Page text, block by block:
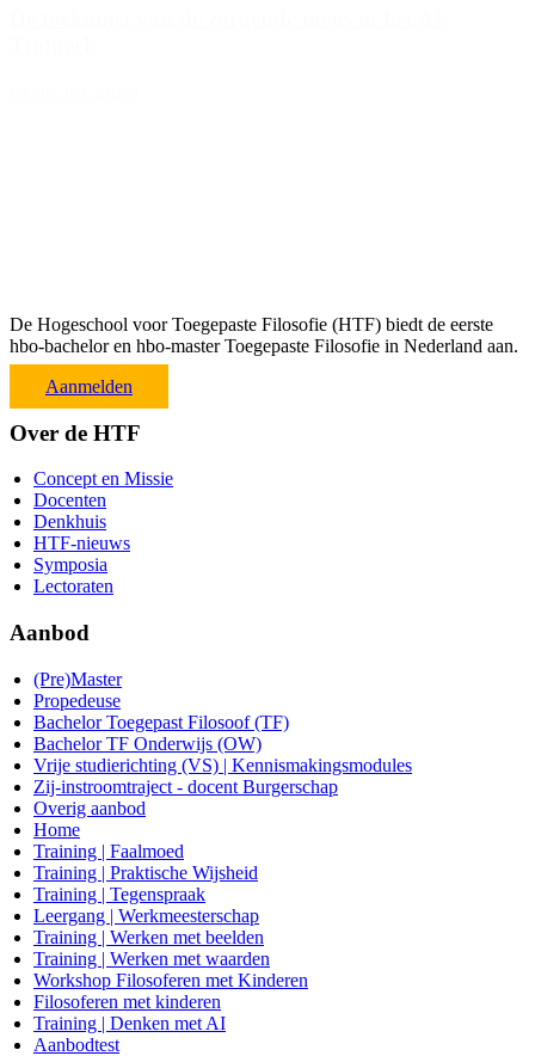
De Hogeschool voor Toegepaste Filosofie (HTF) biedt de eerste
hbo-bachelor en hbo-master Toegepaste Filosofie in Nederland aan.
Aanmelden
Over de HTF
Concept en Missie
Docenten
Denkhuis
HTF-nieuws
Symposia
Lectoraten
Aanbod
(Pre)Master
Propedeuse
Bachelor Toegepast Filosoof (TF)
Bachelor TF Onderwijs (OW)
Vrije studierichting (VS) | Kennismakingsmodules
Zij-instroomtraject - docent Burgerschap
Overig aanbod
Home
Training | Faalmoed
Training | Praktische Wijsheid
Training | Tegenspraak
Leergang | Werkmeesterschap
Training | Werken met beelden
Training | Werken met waarden
Workshop Filosoferen met Kinderen
Filosoferen met kinderen
Training | Denken met AI
Aanbodtest